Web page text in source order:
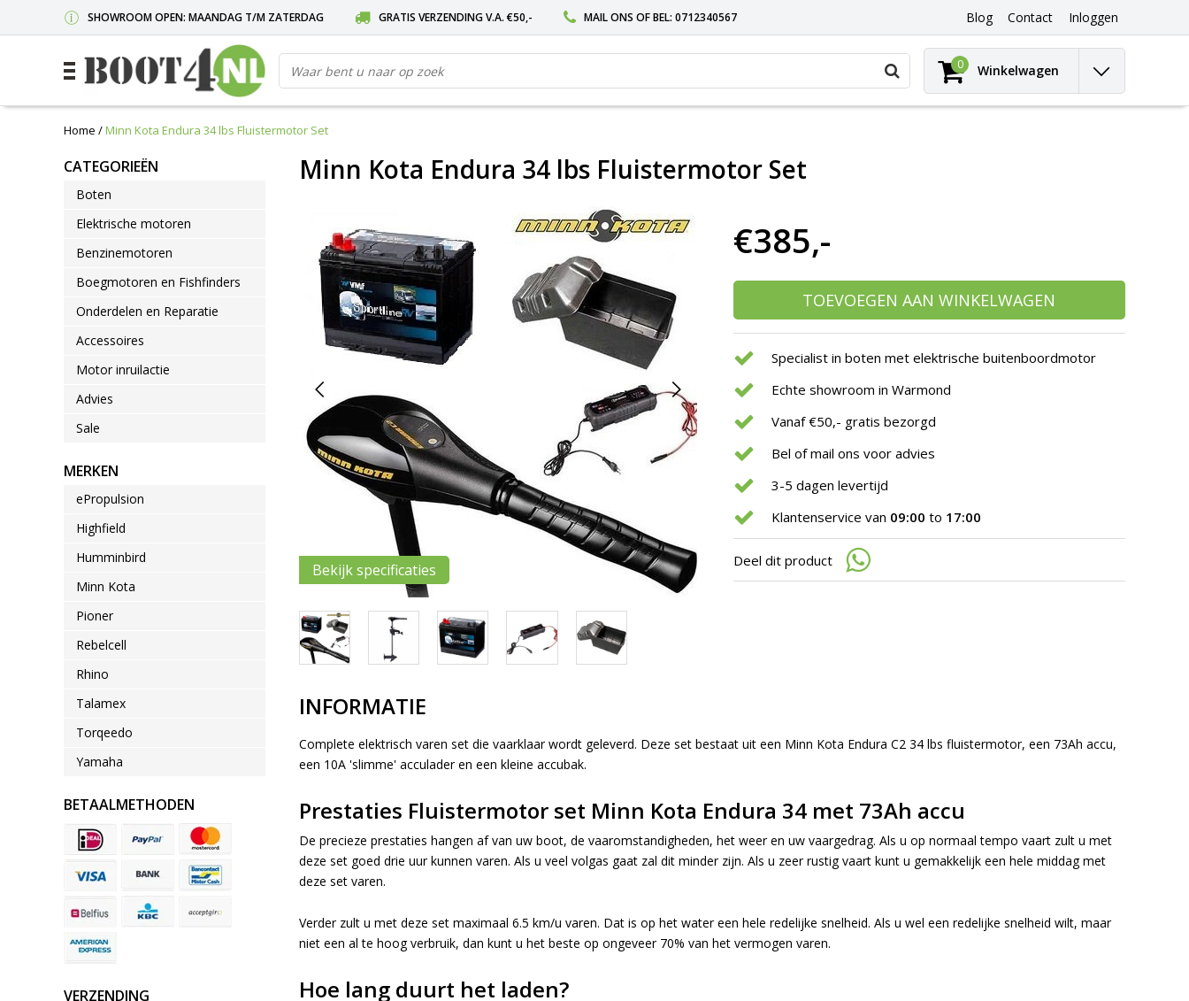
SHOWROOM OPEN: MAANDAG T/M ZATERDAG GRATIS VERZENDING V.A. €50,- MAIL ONS OF BEL: 0712340567 Blog Contact Inloggen
Gebruik
pijltjes
op
op
Enter
naar
geselecteerde
zoekresultaat
te
gaan.
Als
u
kunt
swipetekens
0 Winkelwagen
Home /Minn Kota Endura 34 lbs Fluistermotor Set
CATEGORIEËN
Boten
Elektrische motoren
Benzinemotoren
Boegmotoren en Fishfinders
Onderdelen en Reparatie
Accessoires
Motor inruilactie
Advies
Sale
MERKEN
ePropulsion
Highfield
Humminbird
Minn Kota
Pioner
Rebelcell
Rhino
Talamex
Torqeedo
Yamaha
BETAALMETHODEN
VERZENDING
Minn Kota Endura 34 lbs Fluistermotor Set
Bekijk specificaties
€385,-
TOEVOEGEN AAN WINKELWAGEN
Specialist in boten met elektrische buitenboordmotor
Echte showroom in Warmond
Vanaf €50,- gratis bezorgd
Bel of mail ons voor advies
3-5 dagen levertijd
Klantenservice van 09:00 to 17:00
Deel dit product
INFORMATIE
Complete elektrisch varen set die vaarklaar wordt geleverd. Deze set bestaat uit een Minn Kota Endura C2 34 lbs fluistermotor, een 73Ah accu,
een 10A 'slimme' acculader en een kleine accubak.
Prestaties Fluistermotor set Minn Kota Endura 34 met 73Ah accu
De precieze prestaties hangen af van uw boot, de vaaromstandigheden, het weer en uw vaargedrag. Als u op normaal tempo vaart zult u met
deze set goed drie uur kunnen varen. Als u veel volgas gaat zal dit minder zijn. Als u zeer rustig vaart kunt u gemakkelijk een hele middag met
deze set varen.
Verder zult u met deze set maximaal 6.5 km/u varen. Dat is op het water een hele redelijke snelheid. Als u wel een redelijke snelheid wilt, maar
niet een al te hoog verbruik, dan kunt u het beste op ongeveer 70% van het vermogen varen.
Hoe lang duurt het laden?